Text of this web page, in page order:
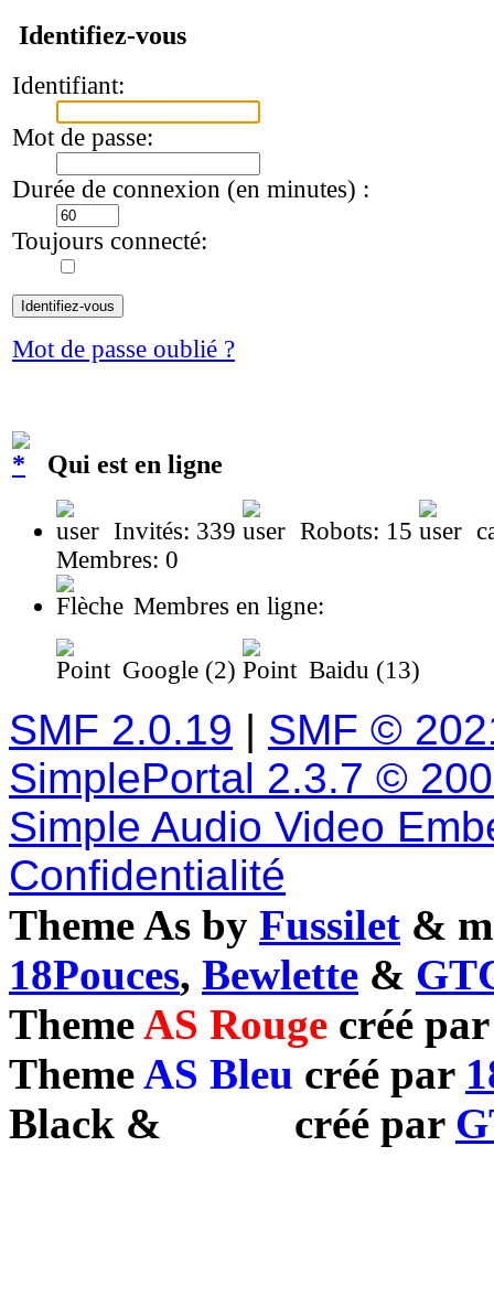
Identifiez-vous
Identifiant:
Mot de passe:
Durée de connexion (en minutes) :
Toujours connecté:
Mot de passe oublié ?
Qui est en ligne
Invités: 339 Robots: 15
Membres: 0
Membres en ligne:
Google (2) Baidu (13)
SMF 2.0.19 | SMF ©
SimplePortal 2.3.7 ©
Simple Audio Video
Confidentialité
Theme As by Fussilet &
18Pouces, Bewlette &
ThemeAS Rouge créé
ThemeAS Bleu créé par
Black & créé par